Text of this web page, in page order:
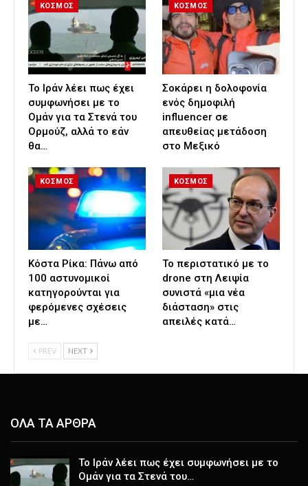
ΚΟΣΜΟΣ
Το Ιράν λέει πως έχει
συμφωνήσει με το
Ομάν για τα Στενά του
Ορμούζ, αλλά το εάν
θα…
ΚΟΣΜΟΣ
Σοκάρει η δολοφονία
ενός δημοφιλή
influencer σε
απευθείας μετάδοση
στο Μεξικό
ΚΟΣΜΟΣ
Κόστα Ρίκα: Πάνω από
100 αστυνομικοί
κατηγορούνται για
φερόμενες σχέσεις
με…
ΚΟΣΜΟΣ
Το περιστατικό με το
drone στη Λειψία
συνιστά «μια νέα
διάσταση» στις
απειλές κατά…
PREV NEXT
ΟΛΑ ΤΑ ΑΡΘΡΑ
Το Ιράν λέει πως έχει συμφωνήσει με το
Ομάν για τα Στενά του…